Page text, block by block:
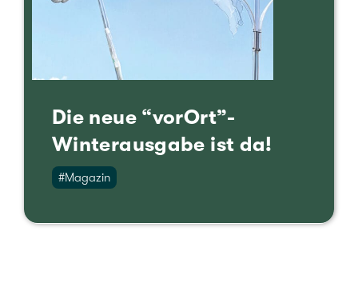
Die neue “vorOrt”-
Winterausgabe ist da!
#Maga­zin